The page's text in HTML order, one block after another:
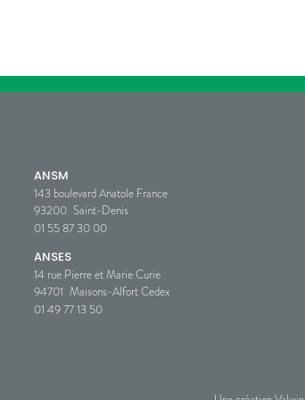
ANSM
143 boulevard Anatole France
93200 Saint-Denis
01 55 87 30 00
ANSES
14 rue Pierre et Marie Curie
94701 Maisons-Alfort Cedex
01 49 77 13 50